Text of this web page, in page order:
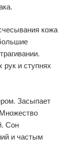
кожа
и ступнях
Засыпает
Сон
и частым